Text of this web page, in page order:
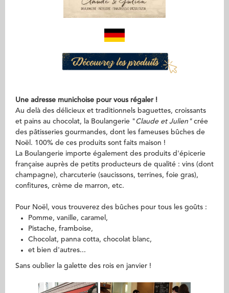
Une adresse munichoise pour vous régaler !
Au delà des délicieux et traditionnels baguettes, croissants
et pains au chocolat, la Boulangerie "Claude et Julien"crée
des pâtisseries gourmandes, dont les fameuses bûches de
Noël. 100% de ces produits sont faits maison !
La Boulangerie importe également des produits d'épicerie
française auprès de petits producteurs de qualité : vins (dont
champagne), charcuterie (saucissons, terrines, foie gras),
confitures, crème de marron, etc.
Pour Noël, vous trouverez des bûches pour tous les goûts :
Pomme, vanille, caramel,
Pistache, framboise,
Chocolat, panna cotta, chocolat blanc,
et bien d'autres...
Sans oublier la galette des rois en janvier !